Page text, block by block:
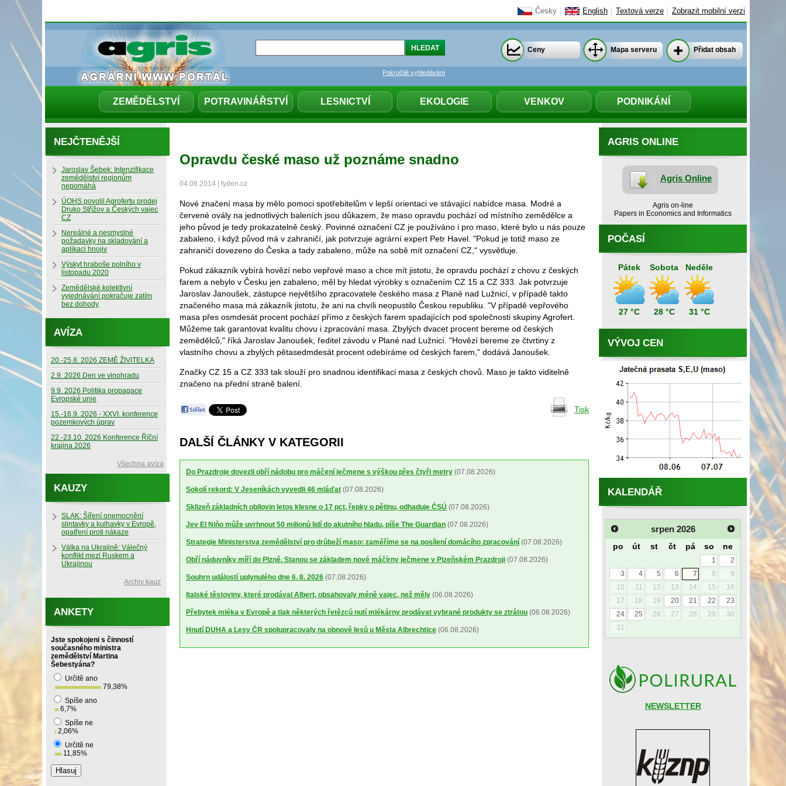
Česky English Textová verze Zobrazit mobilní verzi
ZEMĚDĚLSTVÍ POTRAVINÁŘSTVÍ LESNICTVÍ EKOLOGIE VENKOV PODNIKÁNÍ
Pokročilé vyhledávání
Ceny Mapa serveru Přidat obsah
Opravdu české maso už poznáme snadno
04.09.2014 | tyden.cz
Nové značení masa by mělo pomoci spotřebitelům v lepší orientaci ve stávající nabídce masa. Modré a
červené ovály na jednotlivých baleních jsou důkazem, že maso opravdu pochází od místního zemědělce a
jeho původ je tedy prokazatelně český. Povinné označení CZ je používáno i pro maso, které bylo u nás pouze
zabaleno, i když původ má v zahraničí, jak potvrzuje agrární expert Petr Havel. "Pokud je totiž maso ze
zahraničí dovezeno do Česka a tady zabaleno, může na sobě mít označení CZ," vysvětluje.
Pokud zákazník vybírá hovězí nebo vepřové maso a chce mít jistotu, že opravdu pochází z chovu z českých
farem a nebylo v Česku jen zabaleno, měl by hledat výrobky s označením CZ 15 a CZ 333. Jak potvrzuje
Jaroslav Janoušek, zástupce největšího zpracovatele českého masa z Plané nad Lužnicí, v případě takto
značeného masa má zákazník jistotu, že ani na chvíli neopustilo Českou republiku. "V případě vepřového
masa přes osmdesát procent pochází přímo z českých farem spadajících pod společnosti skupiny Agrofert.
Můžeme tak garantovat kvalitu chovu i zpracování masa. Zbylých dvacet procent bereme od českých
zemědělců," říká Jaroslav Janoušek, ředitel závodu v Plané nad Lužnicí. "Hovězí bereme ze čtvrtiny z
vlastního chovu a zbylých pětasedmdesát procent odebíráme od českých farem," dodává Janoušek.
Značky CZ 15 a CZ 333 tak slouží pro snadnou identifikaci masa z českých chovů. Maso je takto viditelně
značeno na přední straně balení.
Tisk
DALŠÍ ČLÁNKY V KATEGORII
Do Prazdroje dovezli obří nádobu pro máčení ječmene s výškou přes čtyři metry (07.08.2026)
Sokolí rekord: V Jeseníkách vyvedli 46 mláďat (07.08.2026)
Sklizeň základních obilovin letos klesne o 17 pct, řepky o pětinu, odhaduje ČSÚ (07.08.2026)
Jev El Niňo může uvrhnout 50 milionů lidí do akutního hladu, píše The Guardian (07.08.2026)
Strategie Ministerstva zemědělství pro drůbeží maso: zaměříme se na posílení domácího zpracování (07.08.2026)
Obří náduvníky míří do Plzně. Stanou se základem nové máčírny ječmene v Plzeňském Prazdroji (07.08.2026)
Souhrn událostí uplynulého dne 6. 8. 2026 (07.08.2026)
Italské těstoviny, které prodával Albert, obsahovaly méně vajec, než měly (06.08.2026)
Přebytek mléka v Evropě a tlak některých řetězců nutí mlékárny prodávat vybrané produkty se ztrátou (06.08.2026)
Hnutí DUHA a Lesy ČR spolupracovaly na obnově lesů u Města Albrechtice (06.08.2026)
AGRIS ONLINE
Agris Online
Agris on-line
Papers in Economics and Informatics
POČASÍ
Pátek
27 °C
Sobota
28 °C
Neděle
31 °C
VÝVOJ CEN
KALENDÁŘ
srpen 2026
po út st čt pá so ne
1
2
3
4 5 6 7 8
9
10
11 12 13 14 15
16
17
18 19 20 21 22
23
24
25 26 27 28 29
30
31
NEWSLETTER
NEJČTENĚJŠÍ
Jaroslav Šebek: Intenzifikace
zemědělství regionům
nepomáhá
ÚOHS povolil Agrofertu prodej
Druko Střížov a Českých vajec
CZ
Nereálné a nesmyslné
požadavky na skladování a
aplikaci hnojiv
Výskyt hraboše polního v
listopadu 2020
Zemědělské kolektivní
vyjednávání pokračuje zatím
bez dohody
AVÍZA
20.-25.8. 2026 ZEMĚ ŽIVITELKA
2.9. 2026 Den ve vinohradu
9.9. 2026 Politika propagace
Evropské unie
15.-16.9. 2026 - XXVI. konference
pozemkových úprav
22.-23.10. 2026 Konference Říční
krajina 2026
Všechna avíza
KAUZY
SLAK: Šíření onemocnění
slintavky a kulhavky v Evropě,
opatření proti nákaze
Válka na Ukrajině: Válečný
konflikt mezi Ruskem a
Ukrajinou
Archiv kauz
ANKETY
Jste spokojeni s činností
současného ministra
zemědělství Martina
Šebestyána?
Určitě ano
79,38%
Spíše ano
6,7%
Spíše ne
2,06%
Určitě ne
11,85%